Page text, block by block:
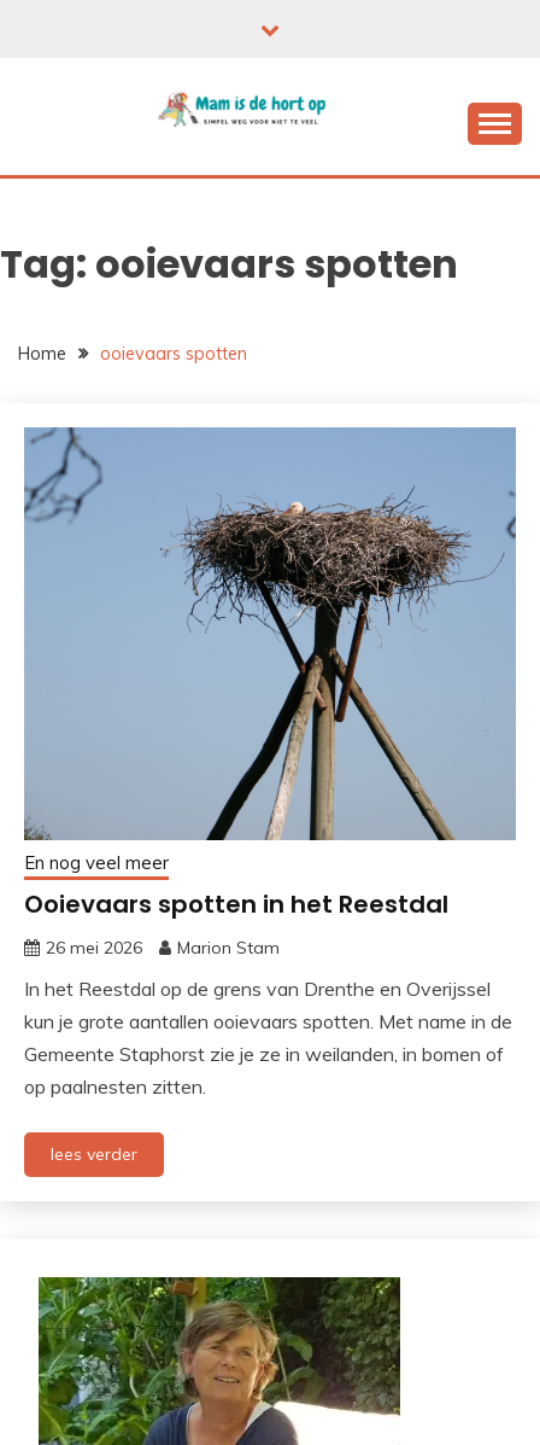
Tag: ooievaars spotten
Home ooievaars spotten
En nog veel meer
Ooievaars spotten in het Reestdal
26 mei 2026 Marion Stam
In het Reestdal op de grens van Drenthe en Overijssel
kun je grote aantallen ooievaars spotten. Met name in de
Gemeente Staphorst zie je ze in weilanden, in bomen of
op paalnesten zitten.
lees verder